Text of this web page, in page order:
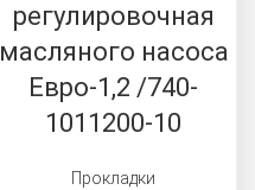
регулировочная
масляного насоса
Евро-1,2 /740-
1011200-10
Прокладки